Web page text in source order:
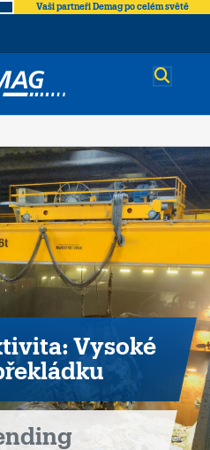
Vaši partneři Demag po celém světě
Vysoké